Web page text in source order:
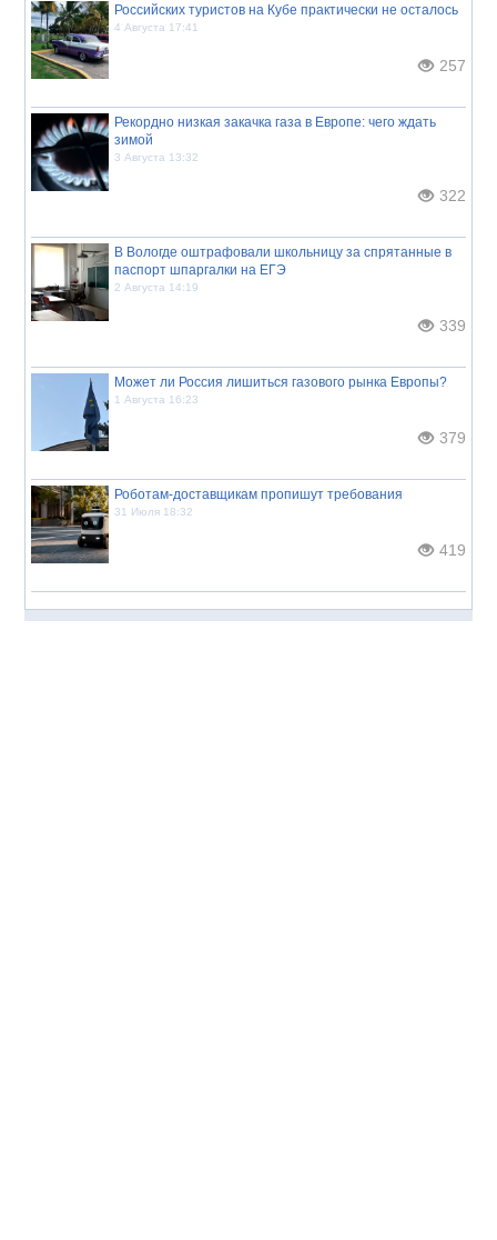
Российских туристов на Кубе практически не осталось
4 Августа 17:41
257
Рекордно низкая закачка газа в Европе: чего ждать
зимой
3 Августа 13:32
322
В Вологде оштрафовали школьницу за спрятанные в
паспорт шпаргалки на ЕГЭ
2 Августа 14:19
339
Может ли Россия лишиться газового рынка Европы?
1 Августа 16:23
379
Роботам-доставщикам пропишут требования
31 Июля 18:32
419